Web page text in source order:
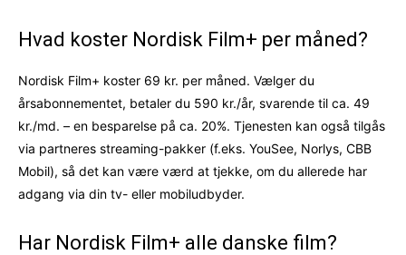
Hvad koster Nordisk Film+ per måned?
Nordisk Film+ koster 69 kr. per måned. Vælger du
årsabonnementet, betaler du 590 kr./år, svarende til ca. 49
kr./md. – en besparelse på ca. 20%. Tjenesten kan også tilgås
via partneres streaming-pakker (f.eks. YouSee, Norlys, CBB
Mobil), så det kan være værd at tjekke, om du allerede har
adgang via din tv- eller mobiludbyder.
Har Nordisk Film+ alle danske film?